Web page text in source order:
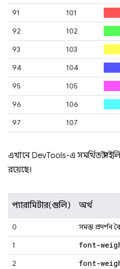
91
101
92
102
93
103
94
104
95
105
96
106
97
107
এখানে DevTools-এ সমর্থিত
রয়েছে।
প্যারামিটার(গুলি) অর্থ
0
সমস্ত প্রদর্শন
1
font-
2 font-